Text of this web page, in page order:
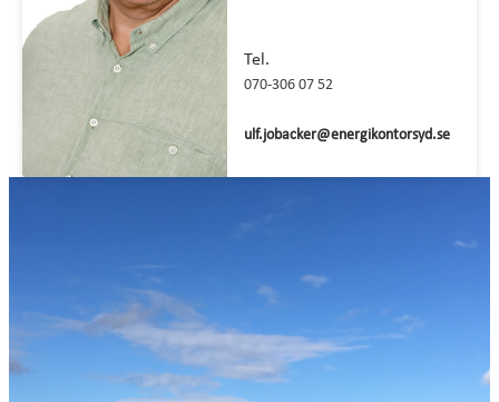
Tel.
070-306 07 52
ulf.jobacker@energikontorsyd.se